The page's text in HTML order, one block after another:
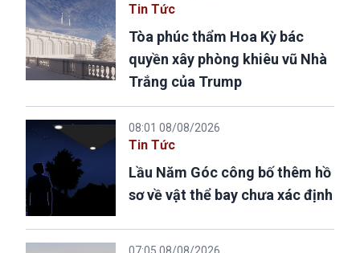
Tin Tức
Tòa phúc thẩm Hoa Kỳ bác
quyền xây phòng khiêu vũ Nhà
Trắng của Trump
08:01 08/08/2026
Tin Tức
Lầu Năm Góc công bố thêm hồ
sơ về vật thể bay chưa xác định